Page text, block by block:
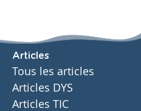
Articles
Tous les articles
Articles DYS
Articles TIC